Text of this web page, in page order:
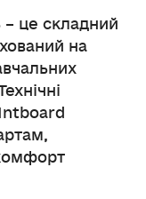
– це складний
на